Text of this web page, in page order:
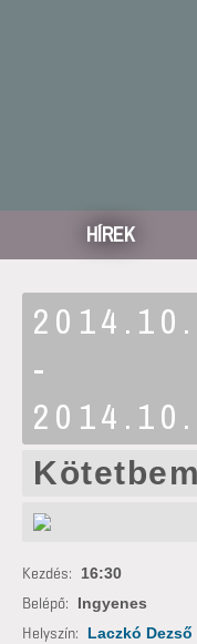
HÍREK
-
Kezdés: 16:30
Belépő: Ingyenes
Helyszín: Laczkó Dezső